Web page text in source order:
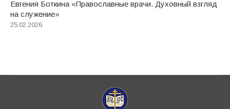
Евгения Боткина «Православные врачи. Духовный взгляд
на служение»
25.02.2026